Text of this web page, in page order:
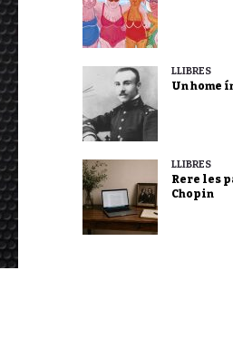
LLIBRES
Un home
LLIBRES
Rere les
Chopin